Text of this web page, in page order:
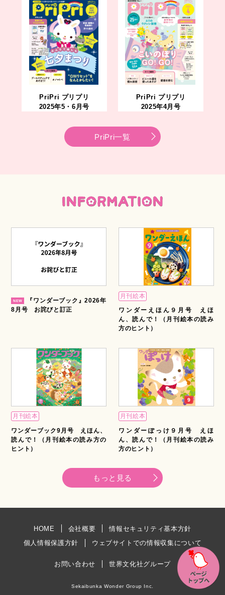
PriPri プリプリ
2025年5・6月号
PriPri プリプリ
2025年4月号
PriPri一覧
『ワンダーブック』2026年
8月号 お詫びと訂正
月刊絵本
ワンダーえほん９月号 えほ
ん、読んで！（月刊絵本の読み
方のヒント）
月刊絵本
ワンダーブック9月号 えほん、
読んで！（月刊絵本の読み方の
ヒント）
月刊絵本
ワンダーぽっけ９月号 えほ
ん、読んで！（月刊絵本の読み
方のヒント）
もっと見る
HOME 会社概要
情報セキュリティ基本方針
個人情報保護方針
ウェブサイトでの情報収集について
お問い合わせ 世界文化社グループ
Sekaibunka Wonder Group Inc.